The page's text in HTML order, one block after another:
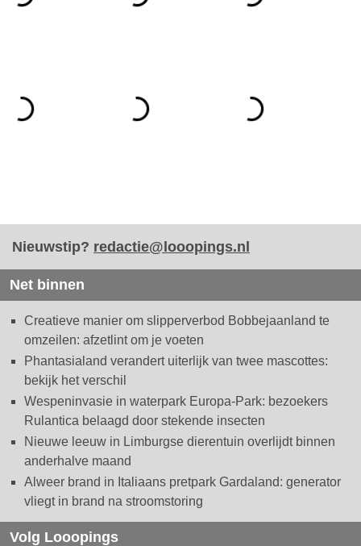
Nieuwstip? redactie@looopings.nl
Net binnen
Creatieve manier om slipperverbod Bobbejaanland te
omzeilen: afzetlint om je voeten
Phantasialand verandert uiterlijk van twee mascottes:
bekijk het verschil
Wespeninvasie in waterpark Europa-Park: bezoekers
Rulantica belaagd door stekende insecten
Nieuwe leeuw in Limburgse dierentuin overlijdt binnen
anderhalve maand
Alweer brand in Italiaans pretpark Gardaland: generator
vliegt in brand na stroomstoring
Volg Looopings